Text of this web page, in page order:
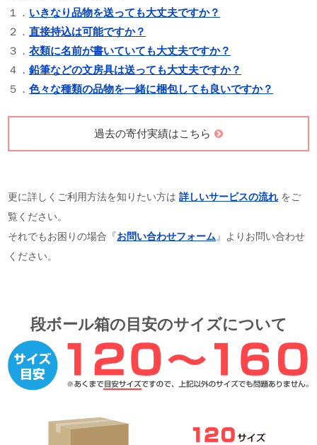
１． いきなり品物を送っても大丈夫ですか？
２．直接持込は可能ですか？
３．衣類に名前が書いていても大丈夫ですか？
４．鉛筆などの文房具は送っても大丈夫ですか？
５．色々な種類の品物を一緒に梱包しても良いですか？
過去の寄付実績はこちら
更に詳しくご利用方法を知りたい方は詳しいサービスの流れ をご
覧ください。
それでもお困りの場合『お問い合わせフォーム』よりお問い合わせ
ください。
段ボール箱の目安のサイズについて